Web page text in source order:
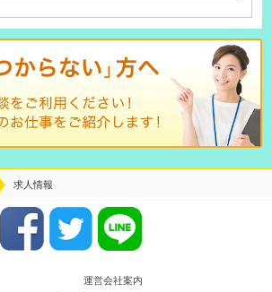
求人情報
運営会社案内